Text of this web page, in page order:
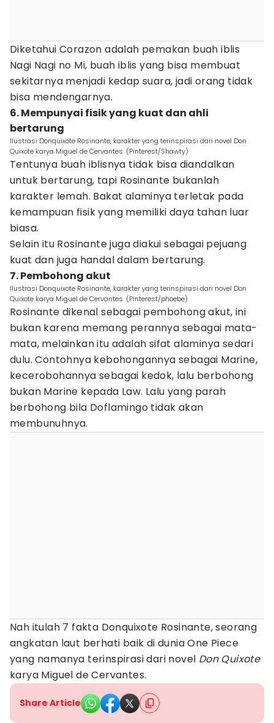
Diketahui Corazon adalah pemakan buah iblis
Nagi Nagi no Mi, buah iblis yang bisa membuat
sekitarnya menjadi kedap suara, jadi orang tidak
bisa mendengarnya.
6. Mempunyai fisik yang kuat dan ahli
bertarung
Ilustrasi Donquixote Rosinante, karakter yang terinspirasi dari novel Don
Quixote karya Miguel de Cervantes. (Pinterest/Shawty)
Tentunya buah iblisnya tidak bisa diandalkan
untuk bertarung, tapi Rosinante bukanlah
karakter lemah. Bakat alaminya terletak pada
kemampuan fisik yang memiliki daya tahan luar
biasa.
Selain itu Rosinante juga diakui sebagai pejuang
kuat dan juga handal dalam bertarung.
7. Pembohong akut
Ilustrasi Donquixote Rosinante, karakter yang terinspirasi dari novel Don
Quixote karya Miguel de Cervantes. (Pinterest/phoebe)
Rosinante dikenal sebagai pembohong akut, ini
bukan karena memang perannya sebagai mata-
mata, melainkan itu adalah sifat alaminya sedari
dulu. Contohnya kebohongannya sebagai Marine,
kecerobohannya sebagai kedok, lalu berbohong
bukan Marine kepada Law. Lalu yang parah
berbohong bila Doflamingo tidak akan
membunuhnya.
Nah itulah 7 fakta Donquixote Rosinante, seorang
angkatan laut berhati baik di dunia One Piece
yang namanya terinspirasi dari novel Don Quixote
karya Miguel de Cervantes.
Share Article